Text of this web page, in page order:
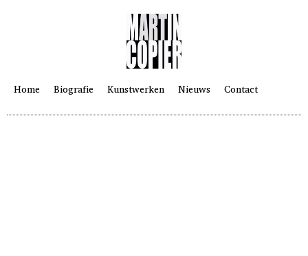
Home Biografie Kunstwerken Nieuws Contact